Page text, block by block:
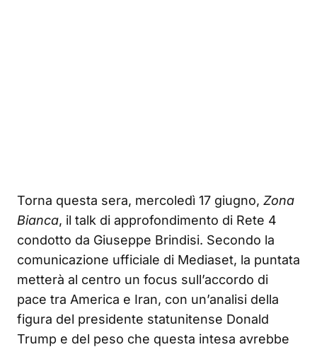
Torna questa sera, mercoledì 17 giugno, Zona
Bianca, il talk di approfondimento di Rete 4
condotto da Giuseppe Brindisi. Secondo la
comunicazione ufficiale di Mediaset, la puntata
metterà al centro un focus sull’accordo di
pace tra America e Iran, con un’analisi della
figura del presidente statunitense Donald
Trump e del peso che questa intesa avrebbe